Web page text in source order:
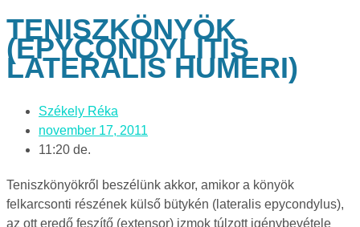
TENISZKÖNYÖK
(EPYCONDYLITIS
LATERALIS HUMERI)
Székely Réka
november 17, 2011
11:20 de.
Teniszkönyökről beszélünk akkor, amikor a könyök
felkarcsonti részének külső bütykén (lateralis epycondylus),
az ott eredő feszítő (extensor) izmok túlzott igénybevétele